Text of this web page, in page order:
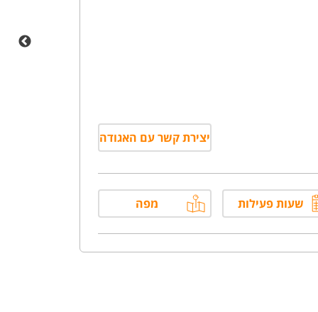
יצירת קשר עם האגודה
שעות פעילות מפה